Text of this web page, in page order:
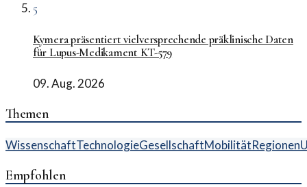
5
Kymera präsentiert vielversprechende präklinische Daten
für Lupus-Medikament KT-579
09. Aug. 2026
Themen
WissenschaftTechnologieGesellschaftMobilitätRegionen
Empfohlen